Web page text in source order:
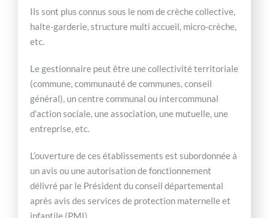
Ils sont plus connus sous le nom de crèche collective,
halte-garderie, structure multi accueil, micro-crèche,
etc.
Le gestionnaire peut être une collectivité territoriale
(commune, communauté de communes, conseil
général), un centre communal ou intercommunal
d’action sociale, une association, une mutuelle, une
entreprise, etc.
L’ouverture de ces établissements est subordonnée à
un avis ou une autorisation de fonctionnement
délivré par le Président du conseil départemental
après avis des services de protection maternelle et
infantile (PMI).